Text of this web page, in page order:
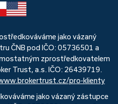
jako vázaný
ČNB pod IČO: 05736501 a
zprostředkovatelem
Trust, a.s. IČO: 26439719.
pro-klienty
jako vázaný zástupce